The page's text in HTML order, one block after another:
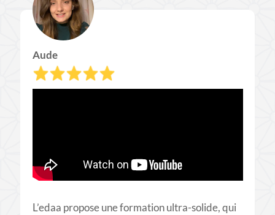
Aude
L’edaa propose une formation ultra-solide, qui